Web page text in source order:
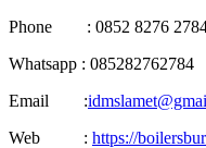
Phone : 0852 8276
Whatsapp : 085282762784
Email :
Web : https://